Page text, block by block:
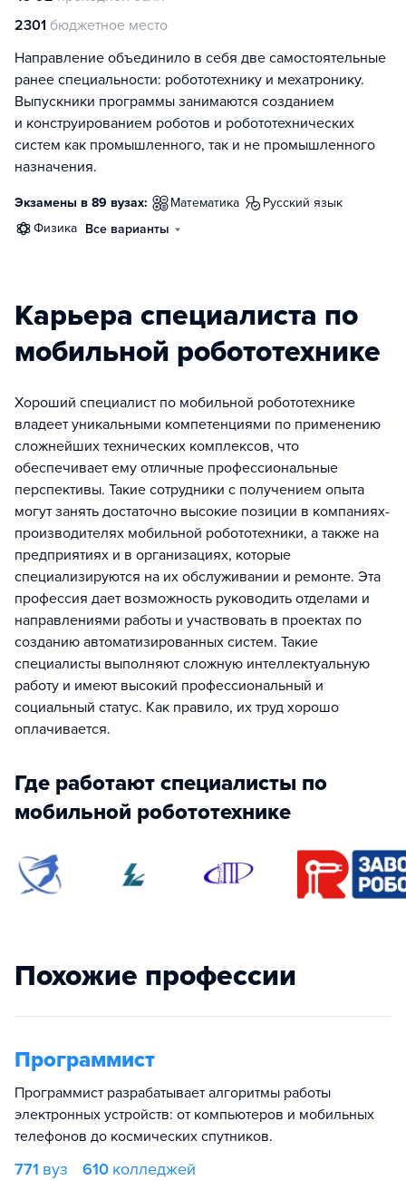
2301 бюджетное место
Направление объединило в себя две самостоятельные
ранее специальности: робототехнику и мехатронику.
Выпускники программы занимаются созданием
и конструированием роботов и робототехнических
систем как промышленного, так и не промышленного
назначения.
Экзамены в 89 вузах: математика
русский язык
физика Все варианты
Карьера специалиста по
мобильной робототехнике
Хороший специалист по мобильной робототехнике
владеет уникальными компетенциями по применению
сложнейших технических комплексов, что
обеспечивает ему отличные профессиональные
перспективы. Такие сотрудники с получением опыта
могут занять достаточно высокие позиции в компаниях-
производителях мобильной робототехники, а также на
предприятиях и в организациях, которые
специализируются на их обслуживании и ремонте. Эта
профессия дает возможность руководить отделами и
направлениями работы и участвовать в проектах по
созданию автоматизированных систем. Такие
специалисты выполняют сложную интеллектуальную
работу и имеют высокий профессиональный и
социальный статус. Как правило, их труд хорошо
оплачивается.
Где работают специалисты по
мобильной робототехнике
Похожие профессии
Программист
Программист разрабатывает алгоритмы работы
электронных устройств: от компьютеров и мобильных
телефонов до космических спутников.
771 вуз 610 колледжей